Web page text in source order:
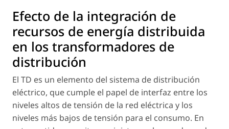
Efecto de la integración de
recursos de energía distribuida
en los transformadores de
distribución
El TD es un elemento del sistema de distribución
eléctrico, que cumple el papel de interfaz entre los
niveles altos de tensión de la red eléctrica y los
niveles más bajos de tensión para el consumo. En